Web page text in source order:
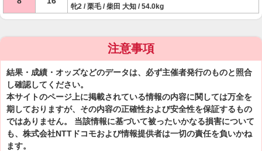
牝2 / 栗毛 / 柴田 大知 / 54.0kg
注意事項
結果・成績・オッズなどのデータは、必ず主催者発行のものと照合
し確認してください。
本サイトのページ上に掲載されている情報の内容に関しては万全を
期しておりますが、その内容の正確性および安全性を保証するもの
ではありません。 当該情報に基づいて被ったいかなる損害について
も、株式会社NTTドコモおよび情報提供者は一切の責任を負いかね
ます。